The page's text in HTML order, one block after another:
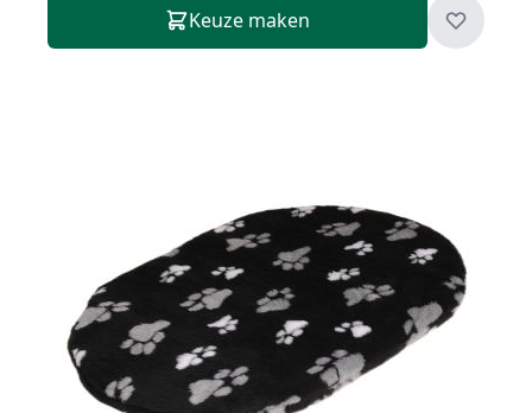
Keuze maken